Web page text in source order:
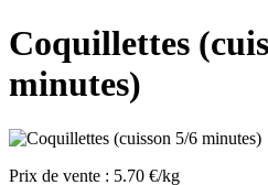
Coquillettes
minutes)
Prix de vente : 5.70 €/kg